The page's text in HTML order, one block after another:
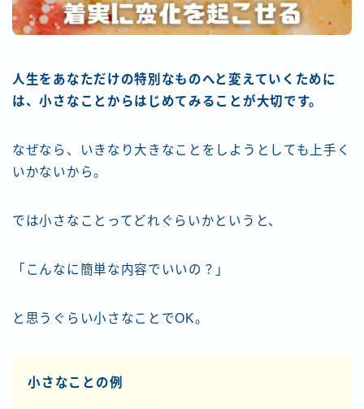
人生をあなただけの特別なものへと変えていくために
は、小さなことからはじめてみることが大切です。
なぜなら、いきなり大きなことをしようとしても上手く
いかないから。
では小さなことってどれぐらいかというと、
「こんなに簡単な内容でいいの？」
と思うぐらい小さなことでOK。
小さなことの例